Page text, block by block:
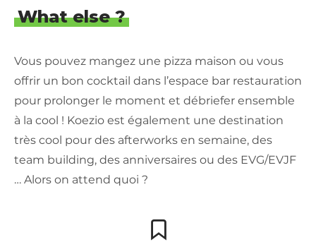
What else ?
Vous pouvez mangez une pizza maison ou vous
offrir un bon cocktail dans l’espace bar restauration
pour prolonger le moment et débriefer ensemble
à la cool ! Koezio est également une destination
très cool pour des afterworks en semaine, des
team building, des anniversaires ou des EVG/EVJF
… Alors on attend quoi ?